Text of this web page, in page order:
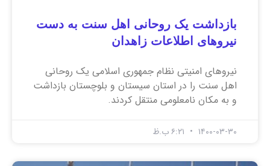
بازداشت یک روحانی اهل سنت به دست
نیروهای اطلاعات زاهدان
نیروهای امنیتی نظام جمهوری اسلامی یک روحانی
اهل سنت را در استان سیستان و بلوچستان بازداشت
و به مکان نامعلومی منتقل کردند.
۱۴۰۰-۰۳-۳۰